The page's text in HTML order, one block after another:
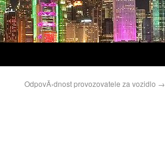
OdpovÄ›dnost provozovatele za vozidlo →